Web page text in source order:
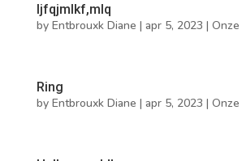
ljfqjmlkf,mlq
by Entbrouxk Diane | apr 5, 2023 |
Ring
by Entbrouxk Diane | apr 5, 2023 |